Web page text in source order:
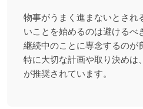
物事がうまく進まないとされ
いことを始めるのは避けるべ
継続中のことに専念するのが
特に大切な計画や取り決めは
が推奨されています。